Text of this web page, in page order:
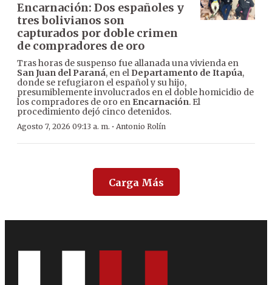
Encarnación: Dos españoles y
tres bolivianos son
capturados por doble crimen
de compradores de oro
Tras horas de suspenso fue allanada una vivienda en
San Juan del Paraná, en el Departamento de Itapúa,
donde se refugiaron el español y su hijo,
presumiblemente involucrados en el doble homicidio de
los compradores de oro en Encarnación. El
procedimiento dejó cinco detenidos.
Agosto 7, 2026 09:13 a. m. · Antonio Rolín
Carga Más